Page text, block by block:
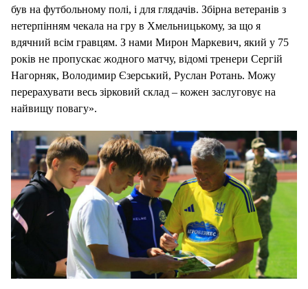
був на футбольному полі, і для глядачів. Збірна ветеранів з
нетерпінням чекала на гру в Хмельницькому, за що я
вдячний всім гравцям. З нами Мирон Маркевич, який у 75
років не пропускає жодного матчу, відомі тренери Сергій
Нагорняк, Володимир Єзерський, Руслан Ротань. Можу
перерахувати весь зірковий склад – кожен заслуговує на
найвищу повагу».